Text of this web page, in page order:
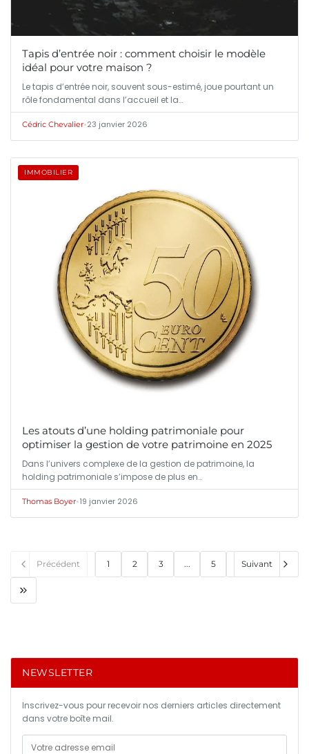
Tapis d’entrée noir : comment choisir le modèle
idéal pour votre maison ?
Le tapis d’entrée noir, souvent sous-estimé, joue pourtant un
rôle fondamental dans l’accueil et la…
Cédric Chevalier•23 janvier 2026
IMMOBILIER
Les atouts d’une holding patrimoniale pour
optimiser la gestion de votre patrimoine en 2025
Dans l’univers complexe de la gestion de patrimoine, la
holding patrimoniale s’impose de plus en…
Thomas Boyer•19 janvier 2026
Précédent 1 2 3 ... 5 Suivant
NEWSLETTER
Inscrivez-vous pour recevoir nos derniers articles directement
dans votre boîte mail.